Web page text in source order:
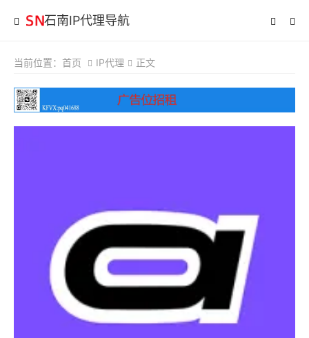
石南IP代理导航
当前位置： 首页 IP代理 正文